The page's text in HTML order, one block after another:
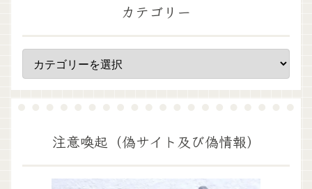
カテゴリー
注意喚起（偽サイト及び偽情報）